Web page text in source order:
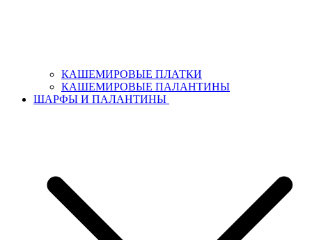
КАШЕМИРОВЫЕ ПЛАТКИ
КАШЕМИРОВЫЕ ПАЛАНТИНЫ
ШАРФЫ И ПАЛАНТИНЫ